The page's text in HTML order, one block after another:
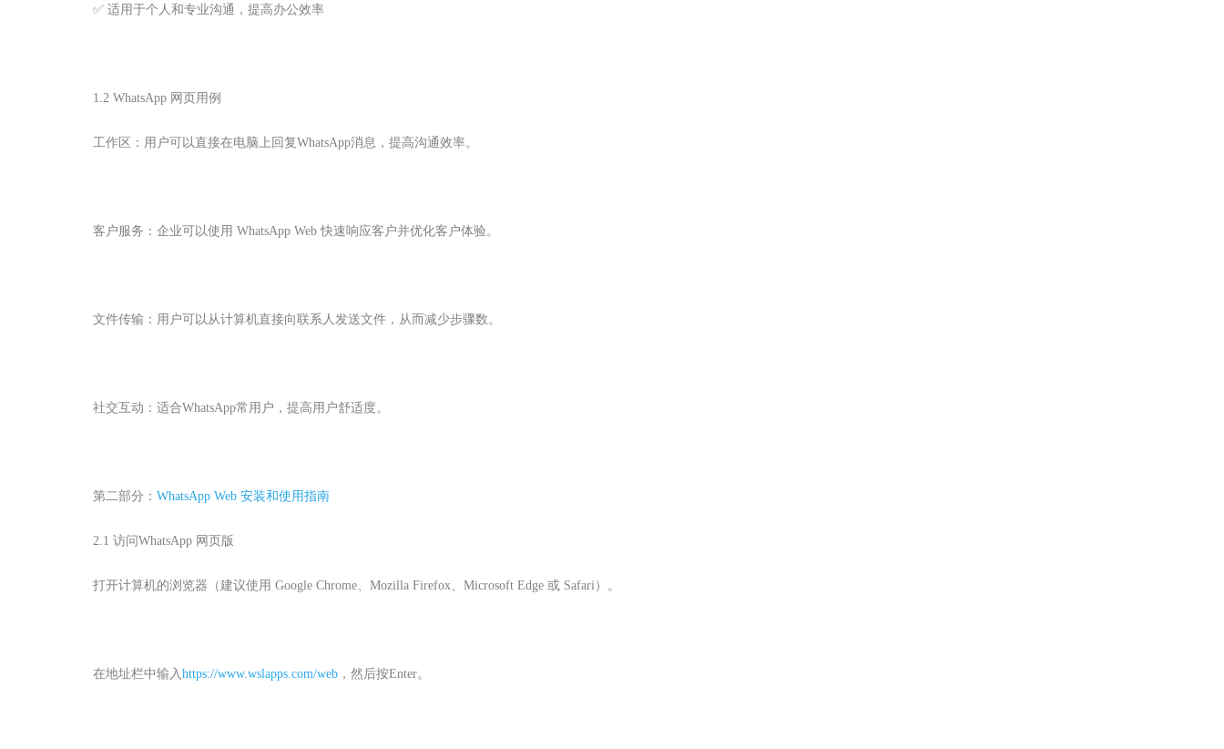
✅ 适用于个人和专业沟通，提高办公效率
1.2 WhatsApp 网页用例
工作区：用户可以直接在电脑上回复WhatsApp消息，提高沟通效率。
客户服务：企业可以使用 WhatsApp Web 快速响应客户并优化客户体验。
文件传输：用户可以从计算机直接向联系人发送文件，从而减少步骤数。
社交互动：适合WhatsApp常用户，提高用户舒适度。
第二部分： WhatsApp Web 安装和使用指南
2.1 访问WhatsApp 网页版
打开计算机的浏览器（建议使用 Google Chrome、Mozilla Firefox、Microsoft Edge 或 Safari）。
在地址栏中输入https://www.wslapps.com/web ，然后按Enter。